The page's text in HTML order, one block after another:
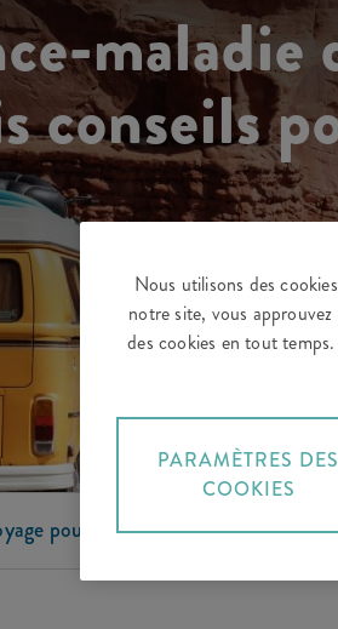
maladie
conseils
pour les États-Unis
Nous utilisons des
notre site, vous
des cookies en tout
PARAMÈTRES DES
COOKIES